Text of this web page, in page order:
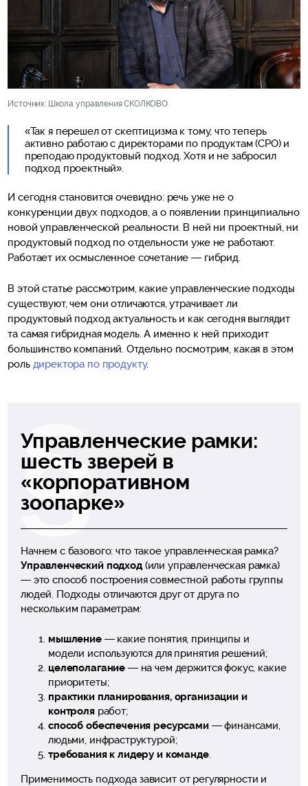
Источник: Школа управления СКОЛКОВО
«Так я перешел от скептицизма к тому, что теперь
активно работаю с директорами по продуктам (CPO) и
преподаю продуктовый подход. Хотя и не забросил
подход проектный».
И сегодня становится очевидно: речь уже не о
конкуренции двух подходов, а о появлении принципиально
новой управленческой реальности. В ней ни проектный, ни
продуктовый подход по отдельности уже не работают.
Работает их осмысленное сочетание — гибрид.
В этой статье рассмотрим, какие управленческие подходы
существуют, чем они отличаются, утрачивает ли
продуктовый подход актуальность и как сегодня выглядит
та самая гибридная модель. А именно к ней приходит
большинство компаний. Отдельно посмотрим, какая в этом
роль директора по продукту.
Управленческие рамки:
шесть зверей в
«корпоративном
зоопарке»
Начнем с базового: что такое управленческая рамка?
Управленческий подход(или управленческая рамка)
— это способ построения совместной работы группы
людей. Подходы отличаются друг от друга по
нескольким параметрам:
мышление— какие понятия, принципы и
модели используются для принятия решений;
целеполагание — на чем держится фокус, какие
приоритеты;
практики планирования, организации и
контроляработ;
способ обеспечения ресурсами— финансами,
людьми, инфраструктурой;
требования к лидеру и команде.
Применимость подхода зависит от регулярности и